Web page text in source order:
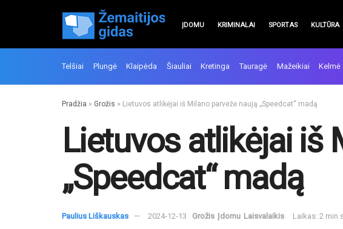
ĮDOMU KRIMINALAI SPORTAS KULTŪRA
Telšiai Plungė Klaipėda Šiauliai Kretinga Tauragė Mažeikiai Kelmė
Pradžia » Grožis » Lietuvos atlikėjai iš Milano parvežė naują „Speedcat“ madą
Lietuvos atlikėjai iš
„Speedcat“ madą
Paulius Liškauskas 2024-12-13 Grožis Įdomu Laisvalaikis Laikas: 2 min